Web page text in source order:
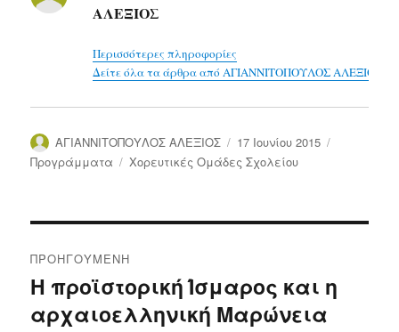
ΑΛΕΞΙΟΣ
Περισσότερες πληροφορίες
Δείτε όλα τα άρθρα από ΑΓΙΑΝΝΙΤΟΠΟΥΛΟΣ ΑΛΕΞΙΟΣ
Συντάκτης
ΑΓΙΑΝΝΙΤΟΠΟΥΛΟΣ ΑΛΕΞΙΟΣ
Δημοσιεύτηκε
την
17 Ιουνίου 2015
Προγράμματα
Ετικέτες
Χορευτικές Ομάδες Σχολείου
άρθρων
ΠΡΟΗΓΟΎΜΕΝΗ
Προηγούμενο
άρθρο:
Η προϊστορική Ίσμαρος και η
αρχαιοελληνική Μαρώνεια